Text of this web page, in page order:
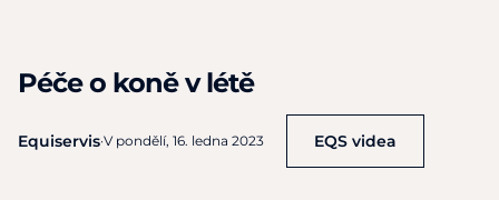
Péče o koně v létě
Equiservis·V pondělí, 16. ledna 2023 EQS videa